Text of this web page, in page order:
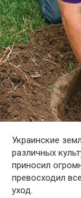
Украинские
различных
приносил
превосходил
уход.